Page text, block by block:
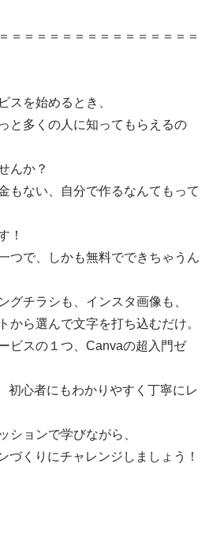
＝＝＝＝＝＝＝＝＝＝＝＝＝＝＝
スを始めるとき、
と多くの人に知ってもらえるの
んか？
もない、自分で作るなんてもって
！
つで、しかも無料でできちゃうん
グチラシも、インスタ画像も、
から選んで文字を打ち込むだけ。
ビスの１つ、Canvaの超入門ゼ
初心者にもわかりやすく丁寧にレ
ションで学びながら、
づくりにチャレンジしましょう！